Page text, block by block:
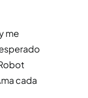
me
cada